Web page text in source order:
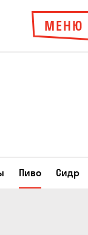
МЕНЮ
Пиво Сидр